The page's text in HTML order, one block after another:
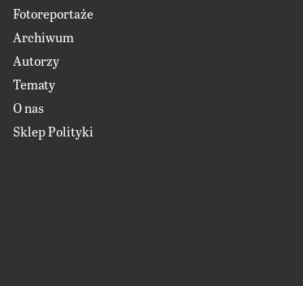
Fotoreportaże
Archiwum
Autorzy
Tematy
O nas
Sklep Polityki